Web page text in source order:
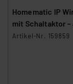
Homematic IP
mit Schaltaktor –
Artikel-Nr. 159859